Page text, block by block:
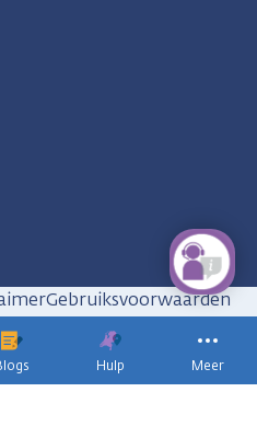
Hulp Meer
Gebruiksvoorwaarden